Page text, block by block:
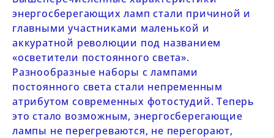
энергосберегающих ламп стали причиной и
главными участниками маленькой и
аккуратной революции под названием
«осветители постоянного света».
Разнообразные наборы с лампами
постоянного света стали непременным
атрибутом современных фотостудий. Теперь
это стало возможным, энергосберегающие
лампы не перегреваются, не перегорают,